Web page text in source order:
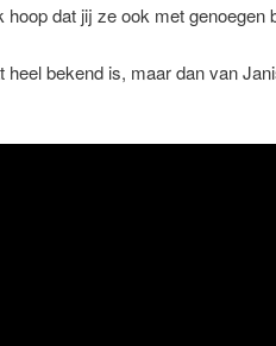
hoop dat jij ze ook met genoegen
heel bekend is, maar dan van